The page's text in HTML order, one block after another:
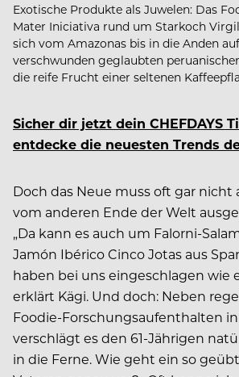
Exotische Produkte als Juwelen: Das
Mater Iniciativa rund um Starkoch
sich vom Amazonas bis in die Anden
verschwunden geglaubten
die reife Frucht einer seltenen
Sicher dir jetzt dein CHEFDAYS
entdecke die neuesten Trends
Doch das Neue muss oft gar nicht
vom anderen Ende der Welt
„Da kann es auch um Falorni-
Jamón Ibérico Cinco Jotas aus
haben bei uns eingeschlagen wie
erklärt Kägi. Und doch: Neben
Foodie-Forschungsaufenthalten
verschlägt es den 61-Jährigen
in die Ferne. Wie geht ein so